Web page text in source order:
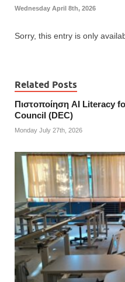
Wednesday April 8th, 2026
Sorry, this entry is only
Related Posts
Πιστοποίηση AI Literacy
Council (DEC)
Monday July 27th, 2026